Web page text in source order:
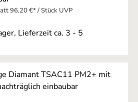
96,20 €* / Stück UVP
Lieferzeit ca. 3 - 5